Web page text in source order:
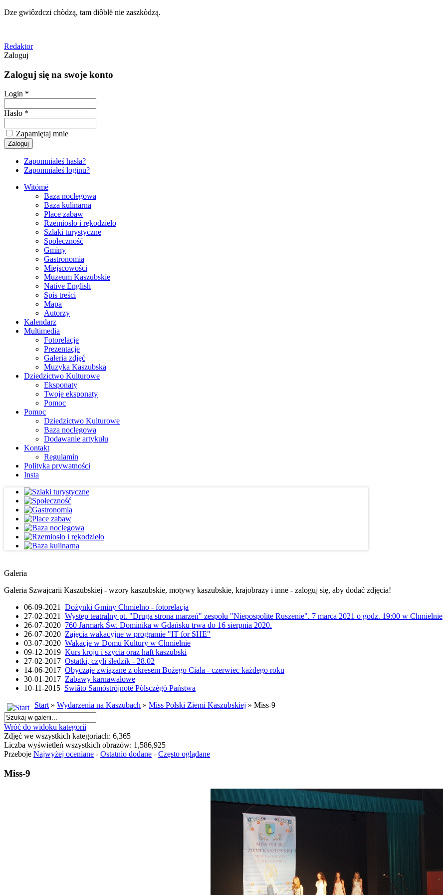
Dze gwiôzdczi chòdzą, tam diôblë nie zaszkòdzą.
Redaktor
Zaloguj
Zaloguj się na swoje konto
Login *
Hasło *
Zapamiętaj mnie
Zapomniałeś hasła?
Zapomniałeś loginu?
Witómë
Baza noclegowa
Baza kulinarna
Place zabaw
Rzemiosło i rękodzieło
Szlaki turystyczne
Społeczność
Gminy
Gastronomia
Miejscowości
Muzeum Kaszubskie
Native English
Spis treści
Mapa
Autorzy
Kalendarz
Multimedia
Fotorelacje
Prezentacje
Galeria zdjęć
Muzyka Kaszubska
Dziedzictwo Kulturowe
Eksponaty
Twoje eksponaty
Pomoc
Pomoc
Dziedzictwo Kulturowe
Baza noclegowa
Dodawanie artykułu
Kontakt
Regulamin
Polityka prywatności
Insta
Galeria
Galeria Szwajcarii Kaszubskiej - wzory kaszubskie, motywy kaszubskie, krajobrazy i inne - zaloguj się, aby dodać zdjęcia!
06-09-2021 Dożynki Gminy Chmielno - fotorelacja
27-02-2021 Występ teatralny pt. "Druga strona marzeń" zespołu "Niepospolite Ruszenie". 7 marca 2021 o godz. 19:00 w Chmielnie
26-07-2020 760 Jarmark Św. Dominika w Gdańsku trwa do 16 sierpnia 2020.
26-07-2020 Zajęcia wakacyjne w programie "IT for SHE"
03-07-2020 Wakacje w Domu Kultury w Chmielnie
09-12-2019 Kurs kroju i szycia oraz haft kaszubski
27-02-2017 Ostatki, czyli śledzik - 28.02
14-06-2017 Obyczaje związane z okresem Bożego Ciała - czerwiec każdego roku
30-01-2017 Zabawy karnawałowe
10-11-2015 Swiãto Samòstrójnotë Pòlsczégò Państwa
Start» Wydarzenia na Kaszubach » Miss Polski Ziemi Kaszubskiej » Miss-9
Wróć do widoku kategorii
Zdjęć we wszystkich kategoriach: 6,365
Liczba wyświetleń wszystkich obrazów: 1,586,925
Przeboje Najwyżej oceniane - Ostatnio dodane - Często oglądane
Miss-9